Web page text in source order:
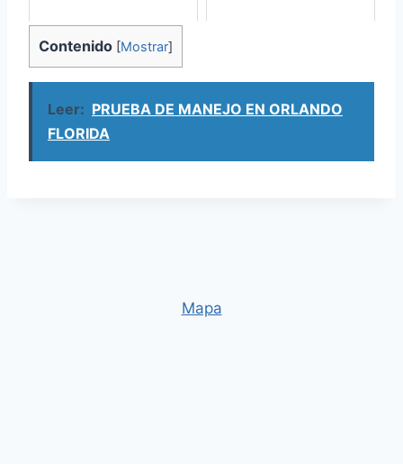
Contenido [Mostrar]
Leer: PRUEBA DE MANEJO EN ORLANDO
FLORIDA
Mapa